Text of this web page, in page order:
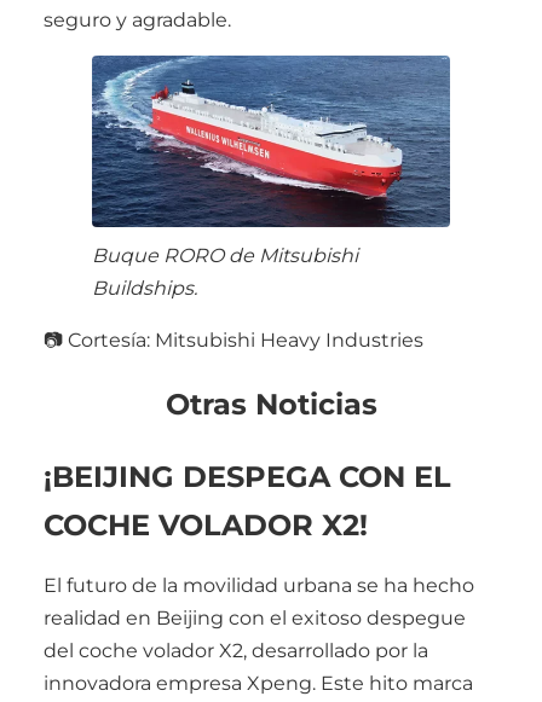
seguro y agradable.
Buque RORO de Mitsubishi
Buildships.
📷 Cortesía: Mitsubishi Heavy Industries
Otras Noticias
¡BEIJING DESPEGA CON EL
COCHE VOLADOR X2!
El futuro de la movilidad urbana se ha hecho
realidad en Beijing con el exitoso despegue
del coche volador X2, desarrollado por la
innovadora empresa Xpeng. Este hito marca